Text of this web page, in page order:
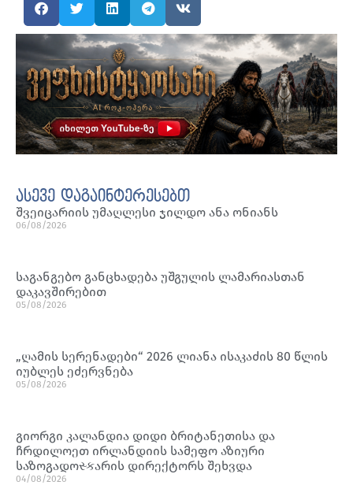
ასევე დაგაინტერესებთ
შვეიცარიის უმაღლესი ჯილდო ანა ონიანს
06/08/2026
საგანგებო განცხადება უშგულის ლამარიასთან
დაკავშირებით
05/08/2026
„ღამის სერენადები“ 2026 ლიანა ისაკაძის 80 წლის
იუბლეს ეძერვნება
05/08/2026
გიორგი კალანდია დიდი ბრიტანეთისა და
ჩრდილოეთ ირლანდიის სამეფო აზიური
საზოგადოસ્કარის დირექტორს შეხვდა
04/08/2026